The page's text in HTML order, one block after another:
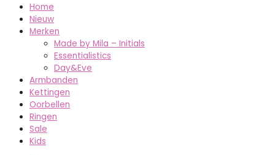
Home
Nieuw
Merken
Made by Mila – Initials
Essentialistics
Day&Eve
Armbanden
Kettingen
Oorbellen
Ringen
Sale
Kids